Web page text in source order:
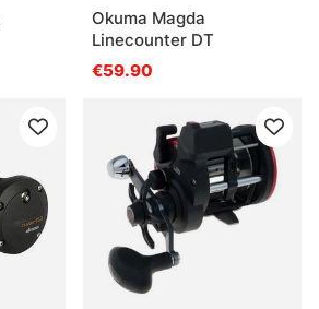
Okuma Magda
Linecounter DT
€59.90